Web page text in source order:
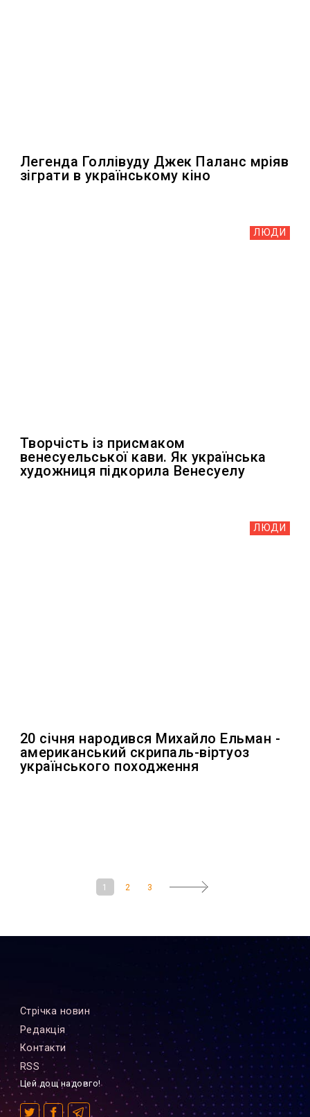
Легенда Голлівуду Джек Паланс мріяв
зіграти в українському кіно
ЛЮДИ
Творчість із присмаком
венесуельської кави. Як українська
художниця підкорила Венесуелу
ЛЮДИ
20 січня народився Михайло Ельман -
американський скрипаль-віртуоз
українського походження
1 2 3
Стрiчка новин
Редакцiя
Контакти
RSS
Цей дощ надовго!